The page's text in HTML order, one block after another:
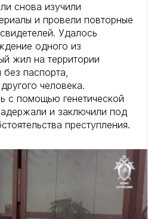
снова изучили
и провели повторные
Удалось
одного из
жил на территории
паспорта,
человека.
с помощью генетической
и заключили под
преступления.